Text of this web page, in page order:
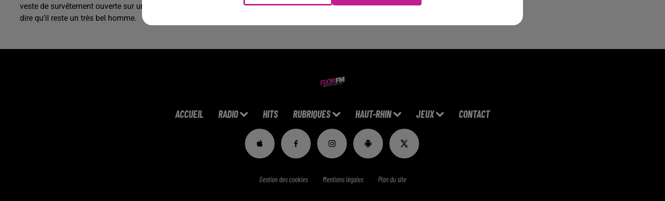
veste de survêtement ouverte sur un ventre rebondie, un short court et des chaussons. Ses fans ont tenu à le rassurer et à lui
dire qu’il reste un très bel homme.
ACCUEIL RADIO HITS RUBRIQUES HAUT-RHIN JEUX CONTACT
Gestion des cookies Mentions légales Plan du site